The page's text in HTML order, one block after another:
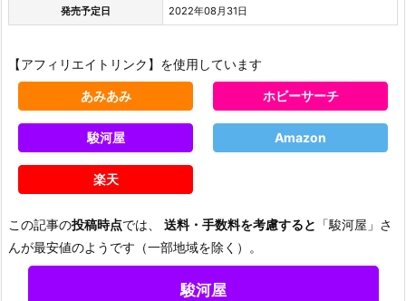
発売予定日 2022年08月31日
【アフィリエイトリンク】を使用しています
あみあみ ホビーサーチ
駿河屋 Amazon
楽天
この記事の投稿時点では、 送料・手数料を考慮すると 「駿河屋」さ
んが最安値のようです（一部地域を除く）。
駿河屋